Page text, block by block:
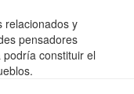
relacionados y
pensadores
constituir el